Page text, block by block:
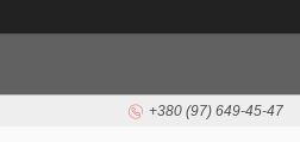
+380 (97) 649-45-47